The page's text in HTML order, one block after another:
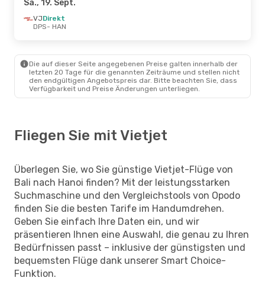
Sa., 19. Sept.
VJDirekt
DPS- HAN
Die auf dieser Seite angegebenen Preise galten innerhalb der
letzten 20 Tage für die genannten Zeiträume und stellen nicht
den endgültigen Angebotspreis dar. Bitte beachten Sie, dass
Verfügbarkeit und Preise Änderungen unterliegen.
Fliegen Sie mit Vietjet
Überlegen Sie, wo Sie günstige Vietjet-Flüge von
Bali nach Hanoi finden? Mit der leistungsstarken
Suchmaschine und den Vergleichstools von Opodo
finden Sie die besten Tarife im Handumdrehen.
Geben Sie einfach Ihre Daten ein, und wir
präsentieren Ihnen eine Auswahl, die genau zu Ihren
Bedürfnissen passt – inklusive der günstigsten und
bequemsten Flüge dank unserer Smart Choice-
Funktion.